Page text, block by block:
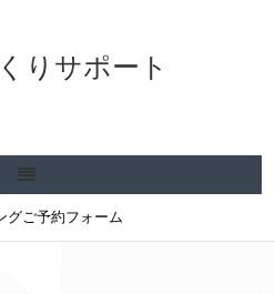
りサポート
グご予約フォーム